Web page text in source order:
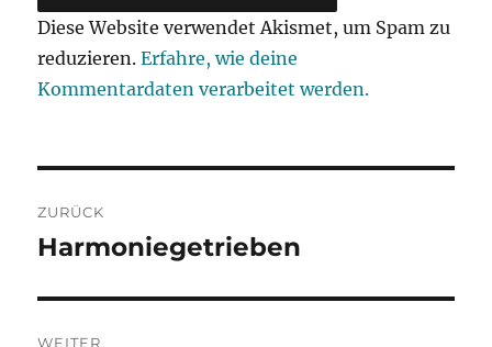
Diese Website verwendet Akismet, um Spam zu
reduzieren.Erfahre, wie deine
Kommentardaten verarbeitet werden.
ZURÜCK
Vorheriger
Harmoniegetrieben
WEITER